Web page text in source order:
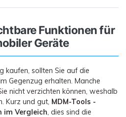
Funktionen für
Geräte
kaufen, sollten Sie auf die
Gegenzug erhalten. Manche
nicht verzichten können, weshalb
Kurz und gut, MDM-Tools -
im Vergleich, dies sind die